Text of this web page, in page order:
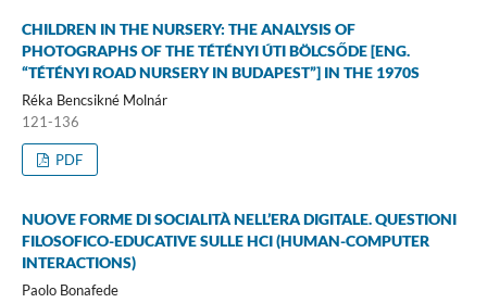
CHILDREN IN THE NURSERY: THE ANALYSIS OF
PHOTOGRAPHS OF THE TÉTÉNYI ÚTI BÖLCSŐDE [ENG.
“TÉTÉNYI ROAD NURSERY IN BUDAPEST”] IN THE 1970S
Réka Bencsikné Molnár
121-136
PDF
NUOVE FORME DI SOCIALITÀ NELL’ERA DIGITALE. QUESTIONI
FILOSOFICO-EDUCATIVE SULLE HCI (HUMAN-COMPUTER
INTERACTIONS)
Paolo Bonafede